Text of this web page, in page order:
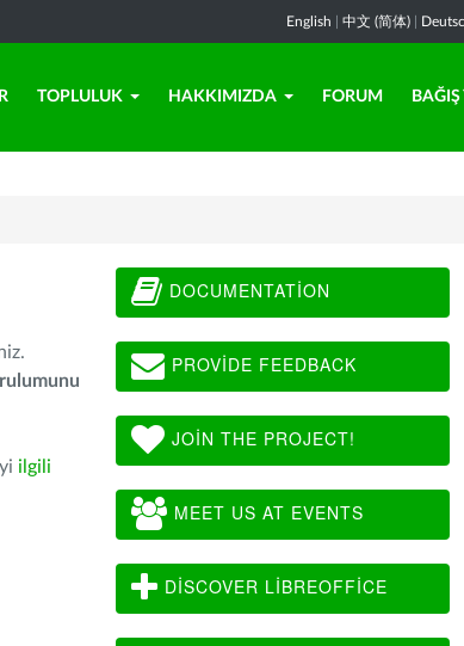
English 中文 (简体)
TOPLULUK HAKKIMIZDA FORUM BAĞIŞ
ilgili
DOCUMENTATION
PROVIDE FEEDBACK
JOIN THE PROJECT!
MEET US AT EVENTS
DISCOVER LIBREOFFICE